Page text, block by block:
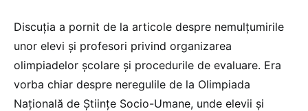
Discuția a pornit de la articole despre nemulțumirile
unor elevi și profesori privind organizarea
olimpiadelor școlare și procedurile de evaluare. Era
vorba chiar despre neregulile de la Olimpiada
Națională de Științe Socio-Umane, unde elevii și